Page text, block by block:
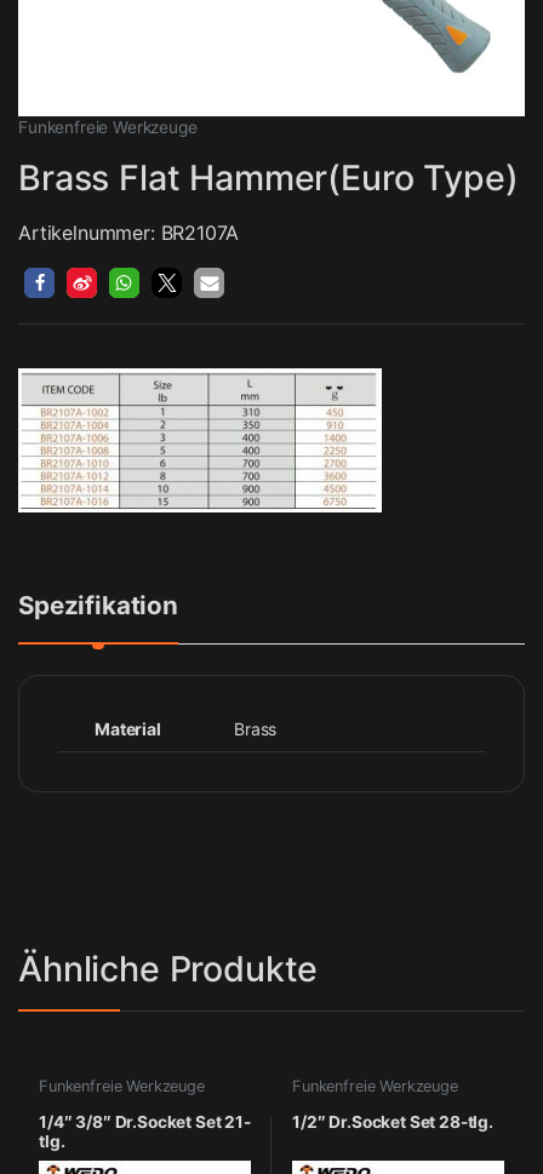
Funkenfreie Werkzeuge
Brass Flat Hammer(Euro Type)
Artikelnummer: BR2107A
Spezifikation
Material Brass
Ähnliche Produkte
Funkenfreie Werkzeuge
1/4″ 3/8″ Dr.Socket Set 21-
tlg.
Funkenfreie Werkzeuge
1/2″ Dr.Socket Set 28-tlg.